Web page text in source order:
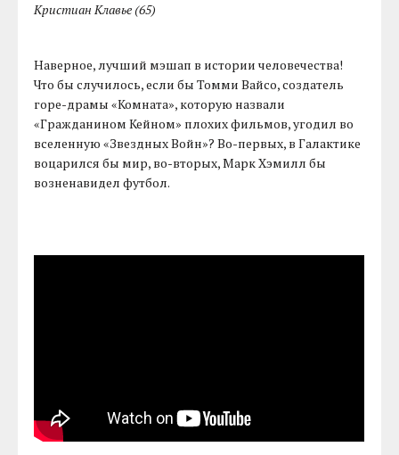
Кристиан Клавье (65)
Наверное, лучший мэшап в истории человечества!
Что бы случилось, если бы Томми Вайсо, создатель
горе-драмы «Комната», которую назвали
«Гражданином Кейном» плохих фильмов, угодил во
вселенную «Звездных Войн»? Во-первых, в Галактике
воцарился бы мир, во-вторых, Марк Хэмилл бы
возненавидел футбол.